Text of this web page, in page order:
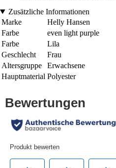
Zusätzliche Informationen
Marke
Helly Hansen
Farbe
even light purple
Farbe
Lila
Geschlecht
Frau
Altersgruppe
Erwachsene
Hauptmaterial Polyester